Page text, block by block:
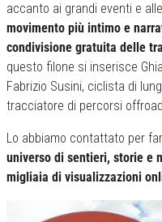
accanto ai grandi eventi e
movimento più intimo e
condivisione gratuita delle
questo filone si inserisce
Fabrizio Susini, ciclista di
tracciatore di percorsi
Lo abbiamo contattato per
universo di sentieri, storie e
migliaia di visualizzazioni